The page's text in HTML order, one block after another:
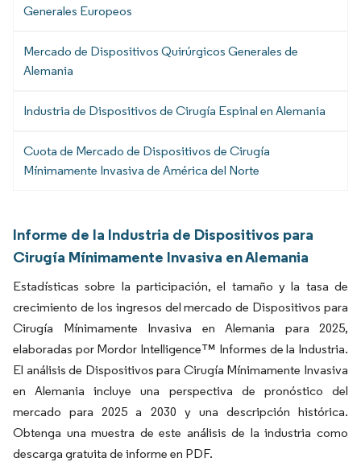
Generales Europeos
Mercado de Dispositivos Quirúrgicos Generales de
Alemania
Industria de Dispositivos de Cirugía Espinal en Alemania
Cuota de Mercado de Dispositivos de Cirugía
Mínimamente Invasiva de América del Norte
Informe de la Industria de Dispositivos para
Cirugía Mínimamente Invasiva en Alemania
Estadísticas sobre la participación, el tamaño y la tasa de
crecimiento de los ingresos del mercado de Dispositivos para
Cirugía Mínimamente Invasiva en Alemania para 2025,
elaboradas por Mordor Intelligence™ Informes de la Industria.
El análisis de Dispositivos para Cirugía Mínimamente Invasiva
en Alemania incluye una perspectiva de pronóstico del
mercado para 2025 a 2030 y una descripción histórica.
Obtenga una muestra de este análisis de la industria como
descarga gratuita de informe en PDF.